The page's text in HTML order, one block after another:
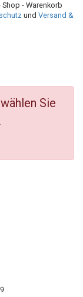
- Warenkorb
und Versand &
Sie